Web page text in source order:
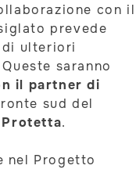
con il
prevede
di ulteriori
saranno
il partner di
sud del
Protetta.
nel Progetto